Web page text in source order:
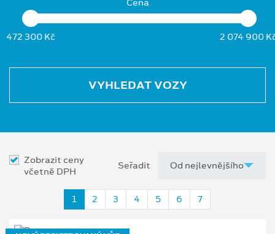
Cena
472 300 Kč 2 074 900
VYHLEDAT VOZY
Zobrazit ceny
včetně DPH
Seřadit
1 2 3 4 5 6 7